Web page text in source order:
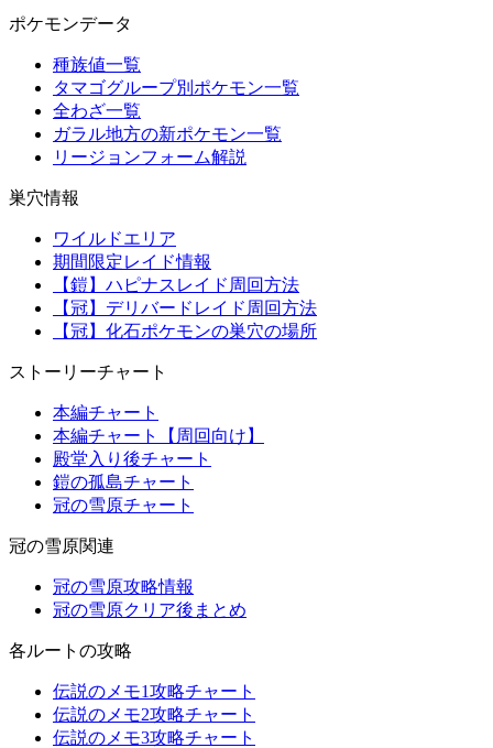
ポケモンデータ
種族値一覧
タマゴグループ別ポケモン一覧
全わざ一覧
ガラル地方の新ポケモン一覧
リージョンフォーム解説
巣穴情報
ワイルドエリア
期間限定レイド情報
【鎧】ハピナスレイド周回方法
【冠】デリバードレイド周回方法
【冠】化石ポケモンの巣穴の場所
ストーリーチャート
本編チャート
本編チャート【周回向け】
殿堂入り後チャート
鎧の孤島チャート
冠の雪原チャート
冠の雪原関連
冠の雪原攻略情報
冠の雪原クリア後まとめ
各ルートの攻略
伝説のメモ1攻略チャート
伝説のメモ2攻略チャート
伝説のメモ3攻略チャート